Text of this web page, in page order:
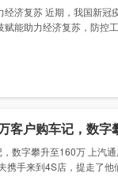
济复苏 近期，我国新冠
能助力经济复苏，防控
客户购车记，数字
数字攀升至160万 上汽
携手来到4S店，提走了